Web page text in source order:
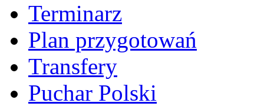
Terminarz
Plan przygotowań
Transfery
Puchar Polski